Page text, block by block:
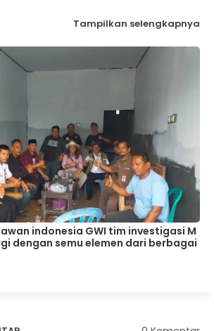
Tampilkan selengkapnya
indonesia GWI tim investigasi M
dengan semu elemen dari berbagai